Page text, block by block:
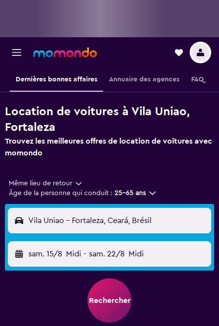
Dernières bonnes affaires Annuaire des agences FAQ
Location de voitures à Vila Uniao,
Fortaleza
Trouvez les meilleures offres de location de voitures avec
momondo
Même lieu de retour
Âge de la personne qui conduit : 25-65 ans
Vila Uniao - Fortaleza, Ceará, Brésil
sam. 15/8 Midi - sam. 22/8 Midi
Rechercher